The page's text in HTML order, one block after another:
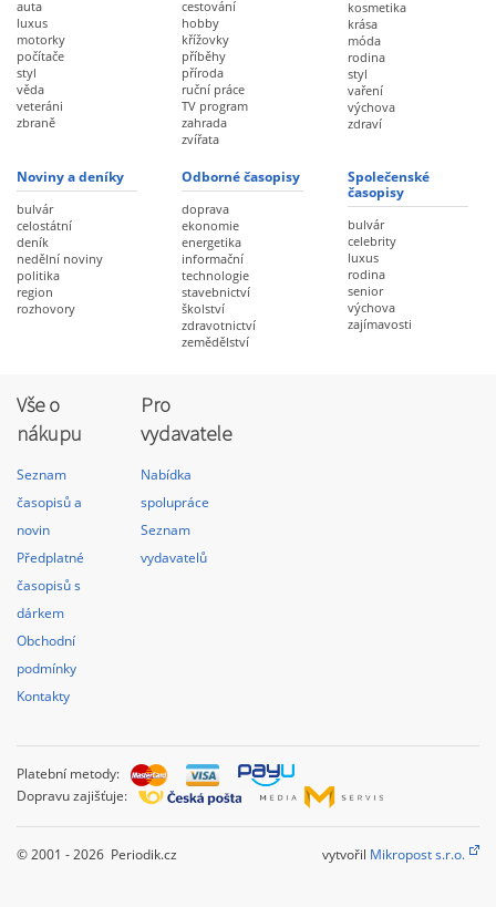
auta
luxus
motorky
počítače
styl
věda
veteráni
zbraně
cestování
hobby
křížovky
příběhy
příroda
ruční práce
TV program
zahrada
zvířata
kosmetika
krása
móda
rodina
styl
vaření
výchova
zdraví
Noviny a deníky
bulvár
celostátní
deník
nedělní noviny
politika
region
rozhovory
Odborné časopisy
doprava
ekonomie
energetika
informační
technologie
stavebnictví
školství
zdravotnictví
zemědělství
Společenské
časopisy
bulvár
celebrity
luxus
rodina
senior
výchova
zajímavosti
Vše o
nákupu
Seznam
časopisů a
novin
Předplatné
časopisů s
dárkem
Obchodní
podmínky
Kontakty
Pro
vydavatele
Nabídka
spolupráce
Seznam
vydavatelů
Platební metody:
Dopravu zajišťuje:
© 2001 - 2026 Periodik.cz vytvořil Mikropost s.r.o.